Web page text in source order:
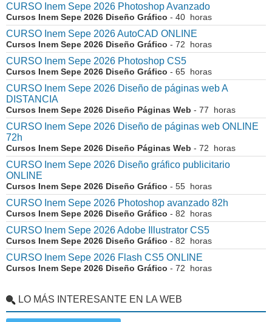
CURSO Inem Sepe 2026 Photoshop Avanzado
Cursos Inem Sepe 2026 Diseño Gráfico - 40 horas
CURSO Inem Sepe 2026 AutoCAD ONLINE
Cursos Inem Sepe 2026 Diseño Gráfico - 72 horas
CURSO Inem Sepe 2026 Photoshop CS5
Cursos Inem Sepe 2026 Diseño Gráfico - 65 horas
CURSO Inem Sepe 2026 Diseño de páginas web A
DISTANCIA
Cursos Inem Sepe 2026 Diseño Páginas Web - 77 horas
CURSO Inem Sepe 2026 Diseño de páginas web ONLINE
72h
Cursos Inem Sepe 2026 Diseño Páginas Web - 72 horas
CURSO Inem Sepe 2026 Diseño gráfico publicitario
ONLINE
Cursos Inem Sepe 2026 Diseño Gráfico - 55 horas
CURSO Inem Sepe 2026 Photoshop avanzado 82h
Cursos Inem Sepe 2026 Diseño Gráfico - 82 horas
CURSO Inem Sepe 2026 Adobe Illustrator CS5
Cursos Inem Sepe 2026 Diseño Gráfico - 82 horas
CURSO Inem Sepe 2026 Flash CS5 ONLINE
Cursos Inem Sepe 2026 Diseño Gráfico - 72 horas
LO MÁS INTERESANTE EN LA WEB